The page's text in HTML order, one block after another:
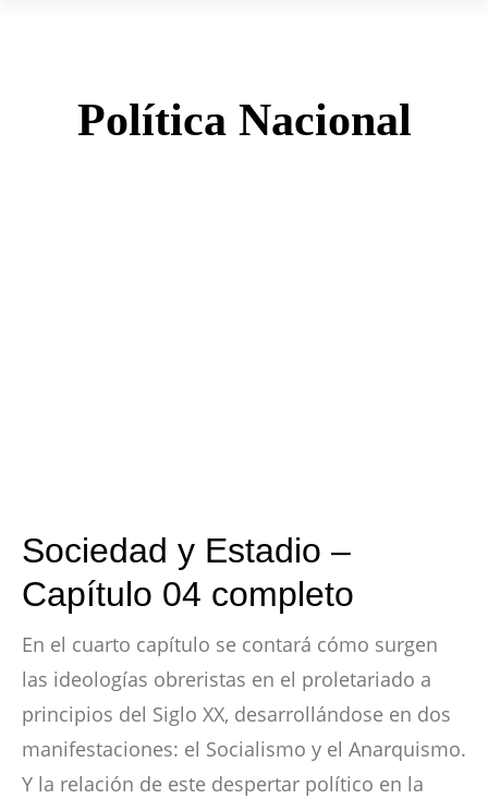
Política Nacional
Sociedad y Estadio –
Capítulo 04 completo
En el cuarto capítulo se contará cómo surgen
las ideologías obreristas en el proletariado a
principios del Siglo XX, desarrollándose en dos
manifestaciones: el Socialismo y el Anarquismo.
Y la relación de este despertar político en la